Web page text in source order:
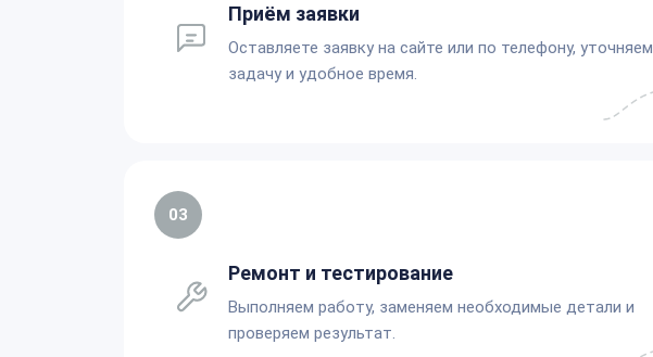
Приём заявки
Оставляете заявку на сайте или по телефону, уточняем
задачу и удобное время.
03
Ремонт и тестирование
Выполняем работу, заменяем необходимые детали и
проверяем результат.